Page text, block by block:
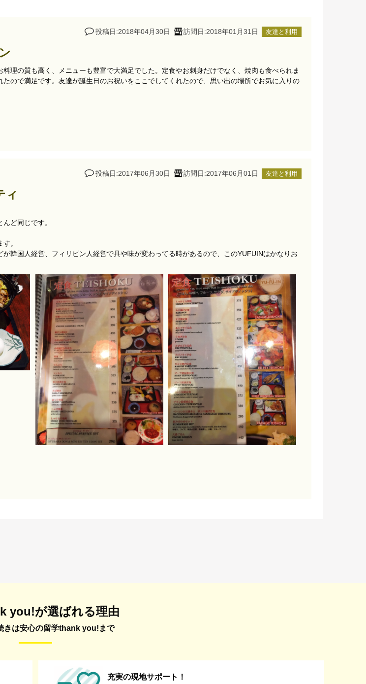
投稿日:2018年04月30日 訪問日:2018年01月31日 友達と利用
理の質も高く、メニューも豊富で大満足でした。定食やお刺身だけでなく、焼肉も食べられま
ので満足です。友達が誕生日のお祝いをここでしてくれたので、思い出の場所でお気に入りの
投稿日:2017年06月30日 訪問日:2017年06月01日 友達と利用
ィ
ど同じです。
。
韓国人経営、フィリピン人経営で具や味が変わってる時があるので、このYUFUINはかなりお
you!が選ばれる理由
きは安心の留学thank you!まで
充実の現地サポート！